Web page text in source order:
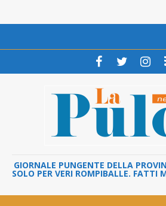
GIORNALE PUNGENTE DELLA
SOLO PER VERI ROMPIBALLE. FATTI